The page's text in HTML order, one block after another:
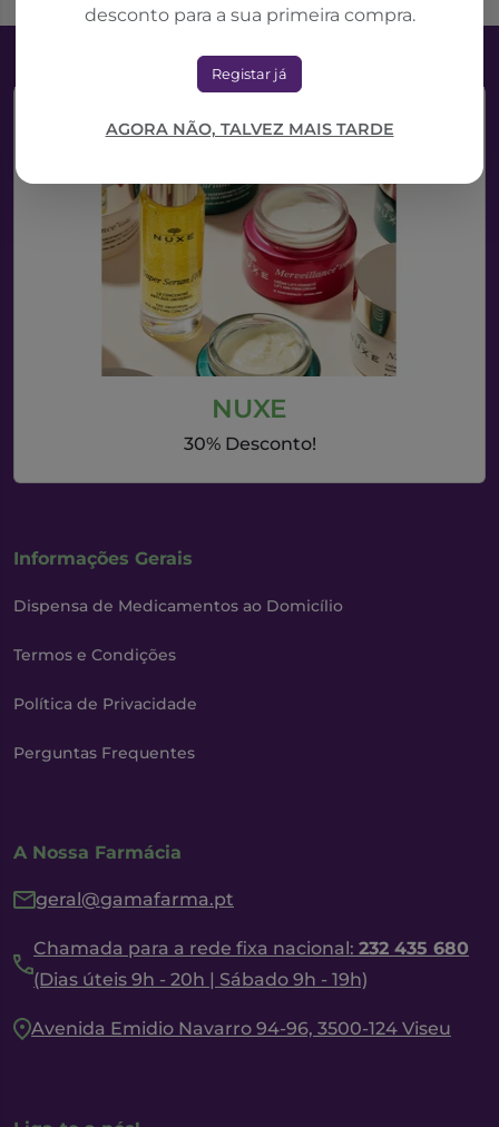
desconto para a sua primeira compra.
Registar já
AGORA NÃO, TALVEZ MAIS TARDE
NUXE
30% Desconto!
Informações Gerais
Dispensa de Medicamentos ao Domicílio
Termos e Condições
Política de Privacidade
Perguntas Frequentes
A Nossa Farmácia
geral@gamafarma.pt
Chamada para a rede fixa nacional: 232 435 680
(Dias úteis 9h - 20h | Sábado 9h - 19h)
Avenida Emidio Navarro 94-96, 3500-124 Viseu